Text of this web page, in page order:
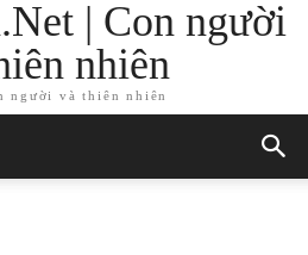
| Con người
nhiên
người và thiên nhiên